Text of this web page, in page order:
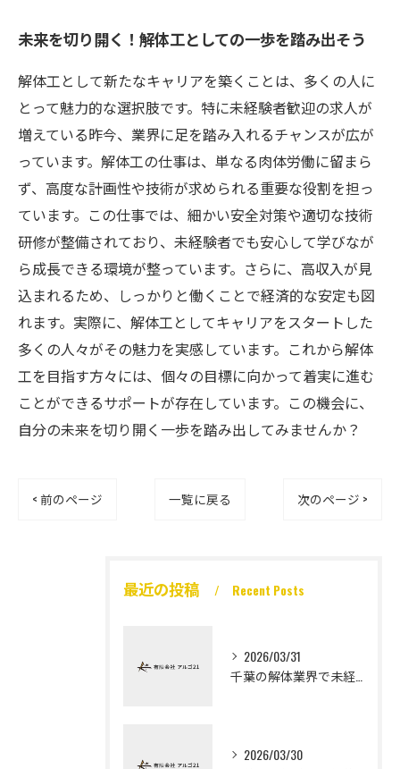
未来を切り開く！解体工としての一歩を踏み出そう
解体工として新たなキャリアを築くことは、多くの人に
とって魅力的な選択肢です。特に未経験者歓迎の求人が
増えている昨今、業界に足を踏み入れるチャンスが広が
っています。解体工の仕事は、単なる肉体労働に留まら
ず、高度な計画性や技術が求められる重要な役割を担っ
ています。この仕事では、細かい安全対策や適切な技術
研修が整備されており、未経験者でも安心して学びなが
ら成長できる環境が整っています。さらに、高収入が見
込まれるため、しっかりと働くことで経済的な安定も図
れます。実際に、解体工としてキャリアをスタートした
多くの人々がその魅力を実感しています。これから解体
工を目指す方々には、個々の目標に向かって着実に進む
ことができるサポートが存在しています。この機会に、
自分の未来を切り開く一歩を踏み出してみませんか？
< 前のページ 一覧に戻る 次のページ >
最近の投稿 Recent Posts
2026/03/31
2026/03/30